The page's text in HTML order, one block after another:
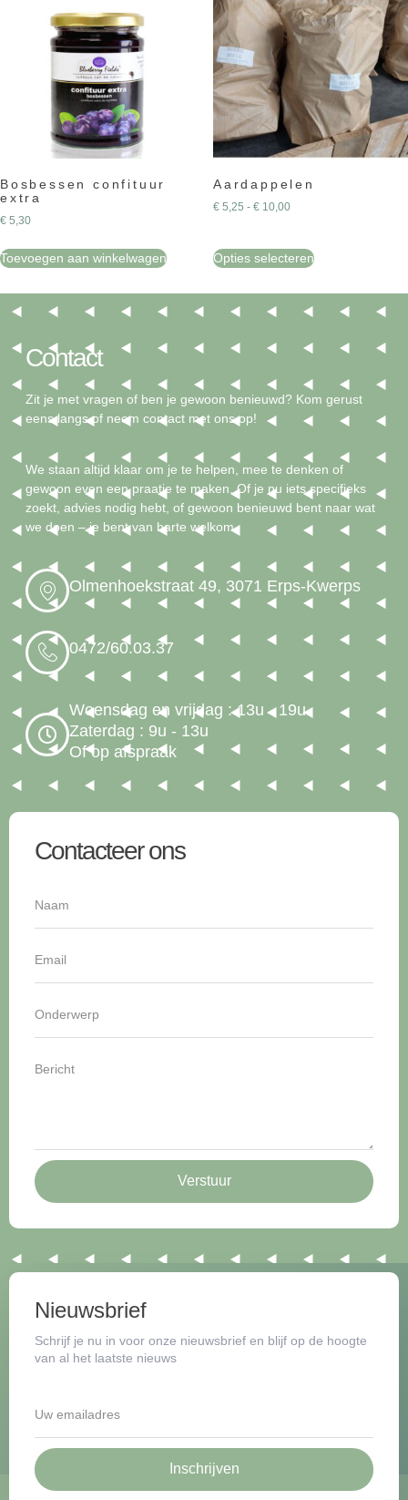
Bosbessen confituur
extra
€ 5,30
Toevoegen aan winkelwagen
Aardappelen
€ 5,25 - € 10,00
Opties selecteren
Contact
Zit je met vragen of ben je gewoon benieuwd? Kom gerust
eens langs of neem contact met ons op!
We staan altijd klaar om je te helpen, mee te denken of
gewoon even een praatje te maken. Of je nu iets specifieks
zoekt, advies nodig hebt, of gewoon benieuwd bent naar wat
we doen – je bent van harte welkom.
Olmenhoekstraat 49, 3071 Erps-Kwerps
0472/60.03.37
Woensdag en vrijdag : 13u - 19u
Zaterdag : 9u - 13u
Of op afspraak
Contacteer ons
Verstuur
Nieuwsbrief
Schrijf je nu in voor onze nieuwsbrief en blijf op de hoogte
van al het laatste nieuws
Inschrijven